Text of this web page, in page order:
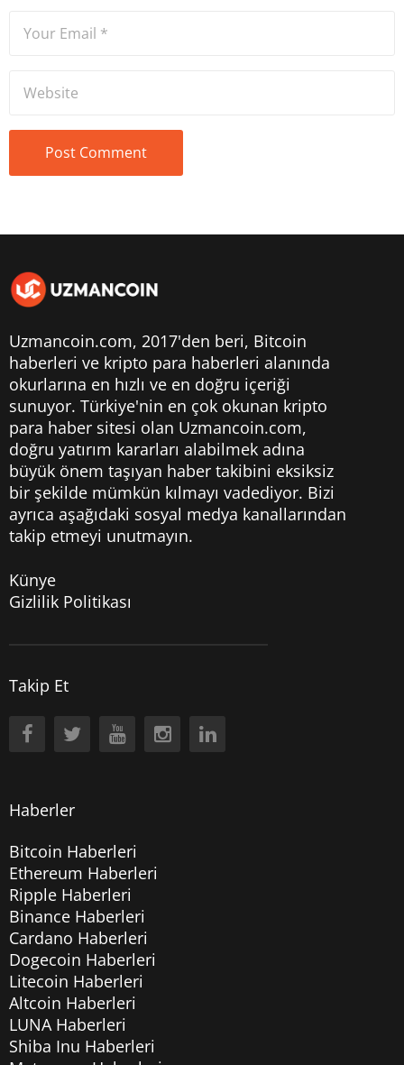
Uzmancoin.com, 2017'den beri, Bitcoin
haberleri ve kripto para haberleri alanında
okurlarına en hızlı ve en doğru içeriği
sunuyor. Türkiye'nin en çok okunan kripto
para haber sitesi olan Uzmancoin.com,
doğru yatırım kararları alabilmek adına
büyük önem taşıyan haber takibini eksiksiz
bir şekilde mümkün kılmayı vadediyor. Bizi
ayrıca aşağıdaki sosyal medya kanallarından
takip etmeyi unutmayın.
Künye
Gizlilik Politikası
Takip Et
Haberler
Bitcoin Haberleri
Ethereum Haberleri
Ripple Haberleri
Binance Haberleri
Cardano Haberleri
Dogecoin Haberleri
Litecoin Haberleri
Altcoin Haberleri
LUNA Haberleri
Shiba Inu Haberleri